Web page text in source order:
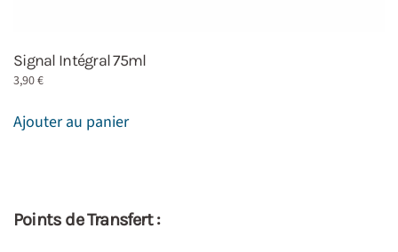
Signal Intégral 75ml
3,90€
Ajouter au panier
Points de Transfert :